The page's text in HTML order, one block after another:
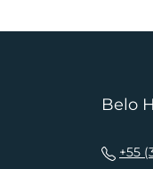
Belo
+55